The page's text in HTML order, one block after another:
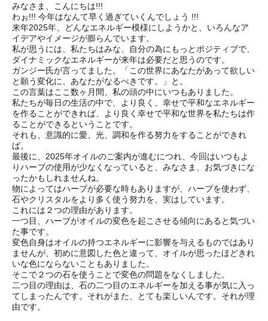
みなさま、こんにちは!!!
わぉ!!! 今年はなんて早く過ぎていくんでしょう !!!
来年2025年、どんなエネルギー模様にしようかと、いろんなア
イデアやイメージが膨らんでいます。
私が思うには、私たちはみな、自分の為にもっとポジティブで、
ダイナミックなエネルギーが来年は必要だと思うのです。
ガンジー氏が言ってました。「この世界にあなたがあって欲しい
と願う変化に、あなたがなるべきです。」と。
この言葉はここ数ヶ月間、私の頭の中にいつもありました。
私たちが毎日の生活の中で、より良く、幸せで平和なエネルギー
を作ることができれば、より良く幸せで平和な世界を私たちは作
ることができるということです。
それも、意識的に愛、光、調和を作る努力をすることができれ
ば。
最後に、2025年オイルのご案内が進むにつれ、今回はいつもよ
りハーブの使用が少なくなっていると、みなさま、お気づきにな
ったかもしれませんね。
物によってはハーブが必要な時もありますが、ハーブを使わず、
石やクリスタルをより多く使う努力を、実はしています。
これには２つの理由があります。
一つ目、ハーブがオイルの変色を起こさせる傾向にあると気づい
た事です。
変色自身はオイルの持つエネルギーに影響を与えるものではあり
ませんが、初めに意図した色と違って、オイルが思ったほどきれ
いな色にならないこともありました。
そこで２つの石を使うことで変色の問題をなくしました。
二つ目の理由は、石の二つ目のエネルギーを加える事が気に入っ
てしまったんです。それがまた、とても楽しいんです。それが理
由です。